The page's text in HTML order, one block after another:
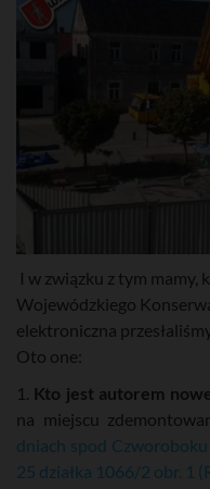
I w związku z tym mamy,
Wojewódzkiego
elektroniczna
Oto one:
1. Kto jest autorem
na miejscu
dniach spod
25 działka 1066/2 obr. 1